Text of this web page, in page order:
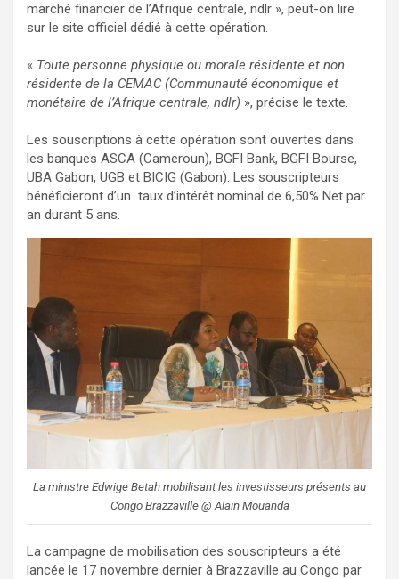
marché financier de l’Afrique centrale, ndlr », peut-on lire
sur le site officiel dédié à cette opération.
« Toute personne physique ou morale résidente et non
résidente de la CEMAC (Communauté économique et
monétaire de l’Afrique centrale, ndlr) », précise le texte.
Les souscriptions à cette opération sont ouvertes dans
les banques ASCA (Cameroun), BGFI Bank, BGFI Bourse,
UBA Gabon, UGB et BICIG (Gabon). Les souscripteurs
bénéficieront d’un taux d’intérêt nominal de 6,50% Net par
an durant 5 ans.
La ministre Edwige Betah mobilisant les investisseurs présents au
Congo Brazzaville @ Alain Mouanda
La campagne de mobilisation des souscripteurs a été
lancée le 17 novembre dernier à Brazzaville au Congo par